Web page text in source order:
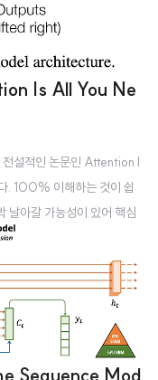
Is All You Ne
설적인 논문인 Attention I
. 100% 이해하는 것이 쉽
날아갈 가능성이 있어 핵심
. 혹시 부족하거나 잘못된 내
init success [Google Brai
오직 attention mechanis
를 제안 - 영어
성능을 보임 1..
Sequence Mod